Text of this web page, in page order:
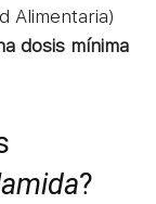
Alimentaria)
dosis mínima
?